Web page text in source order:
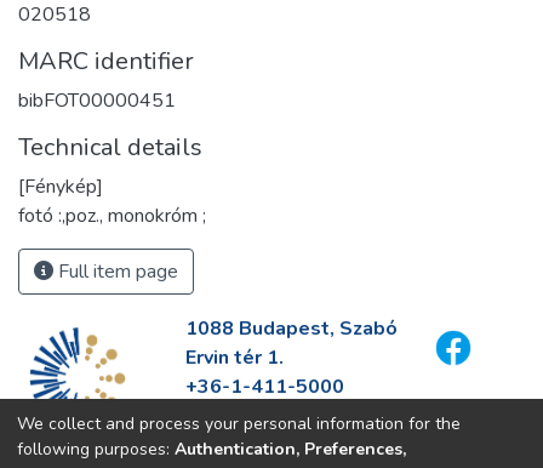
020518
MARC identifier
bibFOT00000451
Technical details
[Fénykép]
fotó :,poz., monokróm ;
Full item page
1088 Budapest, Szabó
Ervin tér 1.
+36-1-411-5000
info@fszek.hu
https://fszek.hu
We collect and process your personal information for the
following purposes: Authentication, Preferences,